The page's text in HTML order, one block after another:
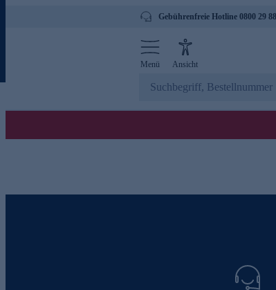
Gebührenfreie Hotline 0800 29
Menü Ansicht